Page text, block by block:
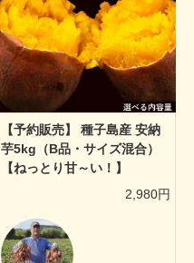
【予約販売】 種子島産 安納
芋5kg（B品・サイズ混合）
【ねっとり甘～い！】
2,980円